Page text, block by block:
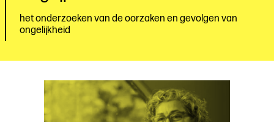
het onderzoeken van de oorzaken en gevolgen van
ongelijkheid